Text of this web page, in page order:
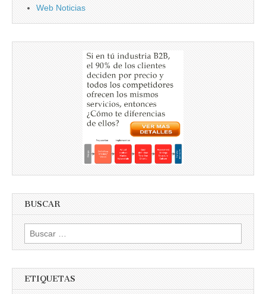
Web Noticias
BUSCAR
Buscar
por:
ETIQUETAS